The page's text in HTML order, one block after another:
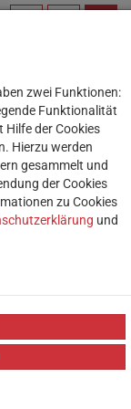
Ziel:
sie viele
zwei Funktionen:
Funktionalität
Hilfe der Cookies
Hierzu werden
gesammelt und
der Cookies
zu Cookies
und